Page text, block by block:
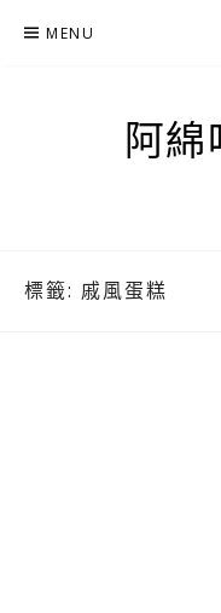
MENU
阿綿
標籤: 戚風蛋糕